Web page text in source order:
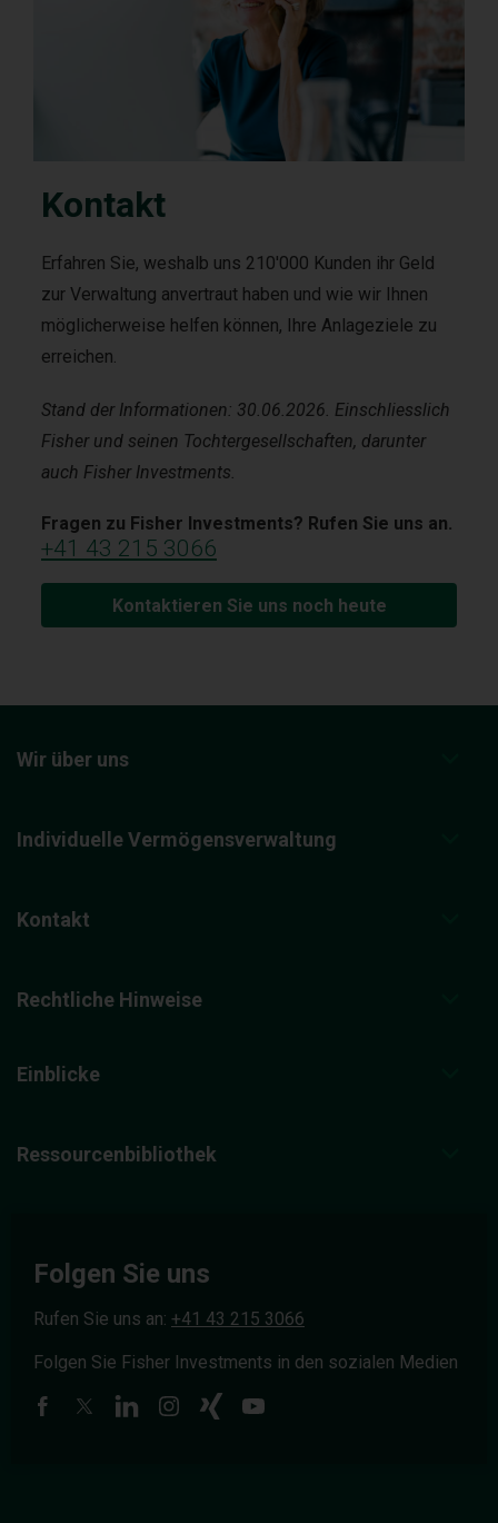
Kontakt
Erfahren Sie, weshalb uns 210'000 Kunden ihr Geld
zur Verwaltung anvertraut haben und wie wir Ihnen
möglicherweise helfen können, Ihre Anlageziele zu
erreichen.
Stand der Informationen: 30.06.2026. Einschliesslich
Fisher und seinen Tochtergesellschaften, darunter
auch Fisher Investments.
Fragen zu Fisher Investments? Rufen Sie uns an.
+41 43 215 3066
Kontaktieren Sie uns noch heute
Wir über uns
Individuelle Vermögensverwaltung
Kontakt
Rechtliche Hinweise
Einblicke
Ressourcenbibliothek
Folgen Sie uns
Rufen Sie uns an: +41 43 215 3066
Folgen Sie Fisher Investments in den sozialen Medien